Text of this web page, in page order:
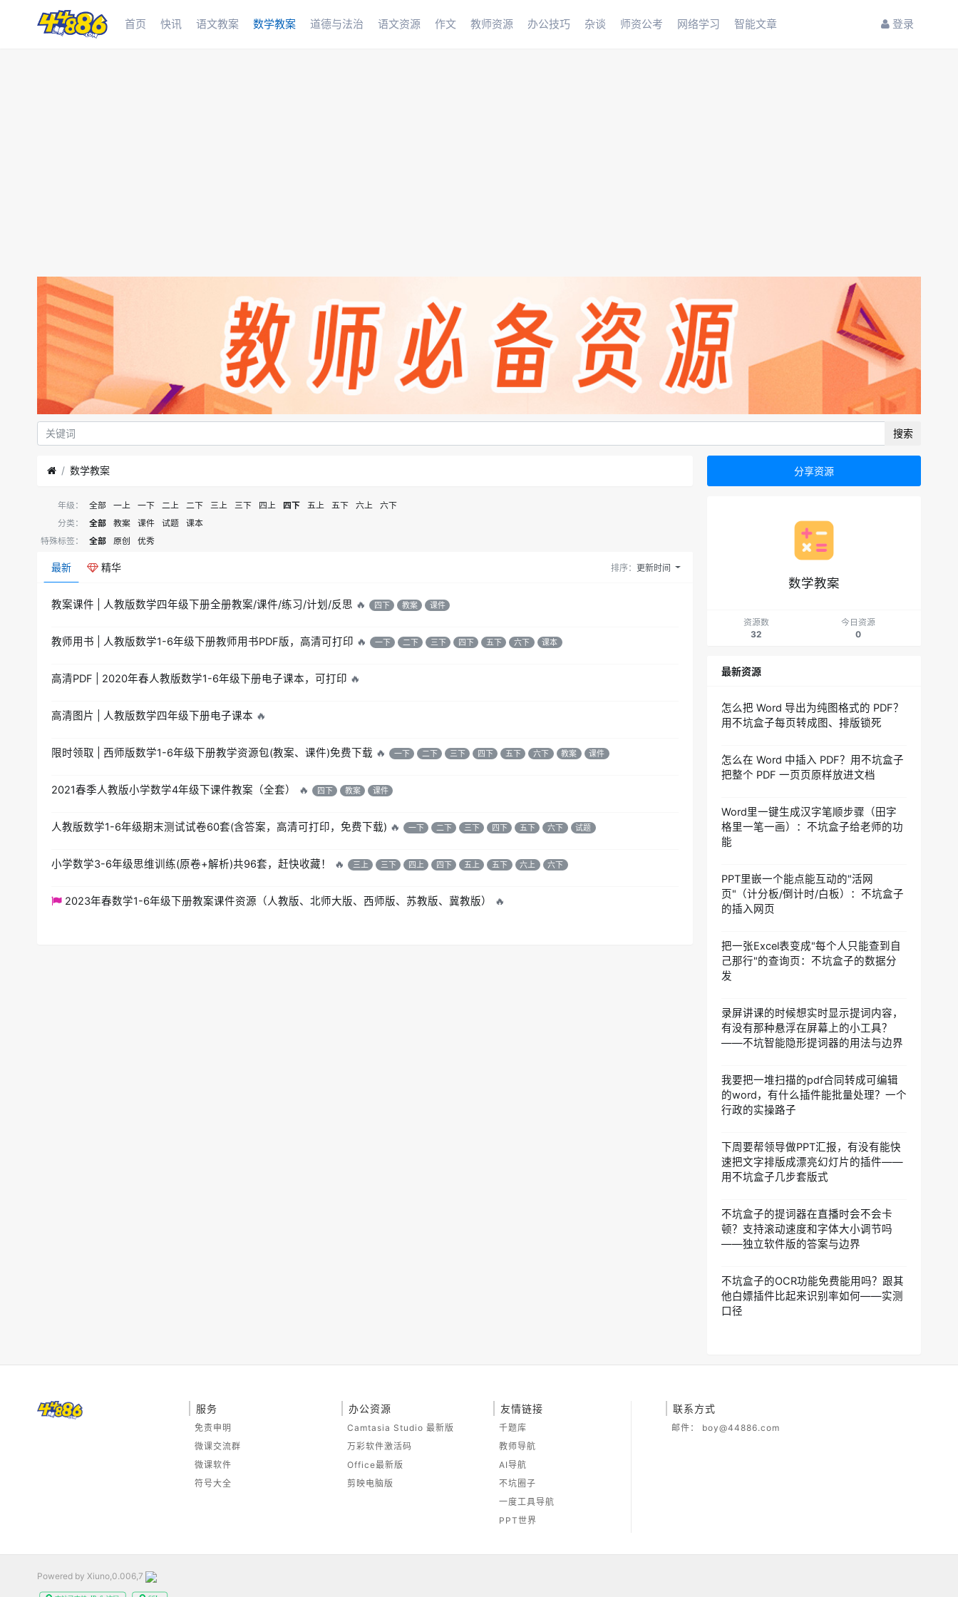
首页 快讯 语文教案 数学教案 道德与法治 语文资源 作文 教师资源 办公技巧 杂谈 师资公考 网络学习 智能文章 登录
搜索
数学教案
年级： 全部 一上 一下 二上 二下 三上 三下 四上 四下 五上 五下 六上
六下
分类：
全部 教案 课件 试题
课本
特殊标签：
全部 原创 优秀
最新 精华 排序：更新时间
教案课件 | 人教版数学四年级下册全册教案/课件/练习/计划/反思 🔥 四下 教案 课件
教师用书 | 人教版数学1-6年级下册教师用书PDF版，高清可打印 🔥 一下 二下 三下 四下 五下 六下 课本
高清PDF | 2020年春人教版数学1-6年级下册电子课本，可打印 🔥
高清图片 | 人教版数学四年级下册电子课本 🔥
限时领取 | 西师版数学1-6年级下册教学资源包(教案、课件)免费下载 🔥 一下 二下 三下 四下 五下 六下 教案 课件
2021春季人教版小学数学4年级下课件教案（全套） 🔥 四下 教案 课件
人教版数学1-6年级期末测试试卷60套(含答案，高清可打印，免费下载) 🔥 一下 二下 三下 四下 五下 六下 试题
小学数学3-6年级思维训练(原卷+解析)共96套，赶快收藏！ 🔥 三上 三下 四上 四下 五上 五下 六上 六下
2023年春数学1-6年级下册教案课件资源（人教版、北师大版、西师版、苏教版、冀教版） 🔥
分享资源
数学教案
资源数
32
今日资源
0
最新资源
怎么把 Word 导出为纯图格式的 PDF？
用不坑盒子每页转成图、排版锁死
怎么在 Word 中插入 PDF？用不坑盒子
把整个 PDF 一页页原样放进文档
Word里一键生成汉字笔顺步骤（田字
格里一笔一画）：不坑盒子给老师的功
能
PPT里嵌一个能点能互动的"活网
页"（计分板/倒计时/白板）：不坑盒子
的插入网页
把一张Excel表变成"每个人只能查到自
己那行"的查询页：不坑盒子的数据分
发
录屏讲课的时候想实时显示提词内容，
有没有那种悬浮在屏幕上的小工具？
——不坑智能隐形提词器的用法与边界
我要把一堆扫描的pdf合同转成可编辑
的word，有什么插件能批量处理？一个
行政的实操路子
下周要帮领导做PPT汇报，有没有能快
速把文字排版成漂亮幻灯片的插件——
用不坑盒子几步套版式
不坑盒子的提词器在直播时会不会卡
顿？支持滚动速度和字体大小调节吗
——独立软件版的答案与边界
不坑盒子的OCR功能免费能用吗？跟其
他白嫖插件比起来识别率如何——实测
口径
服务
免责申明
微课交流群
微课软件
符号大全
办公资源
Camtasia Studio 最新版
万彩软件激活码
Office最新版
剪映电脑版
友情链接
千题库
教师导航
AI导航
不坑圈子
一度工具导航
PPT世界
联系方式
邮件： boy@44886.com
Powered by Xiuno,0.006,7